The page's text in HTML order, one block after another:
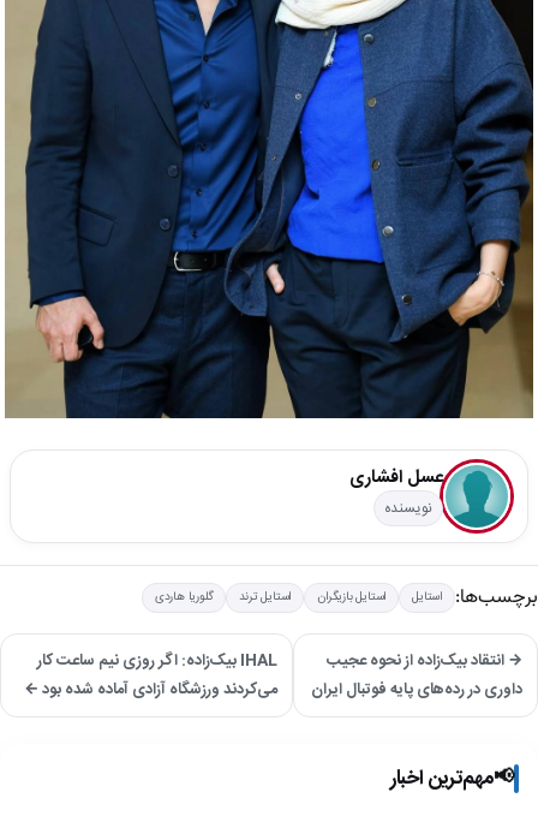
عسل افشاری
نویسنده
برچسب‌ها: استایل استایل بازیگران استایل ترند گلوریا هاردی
→ انتقاد بیک‌زاده از نحوه عجیب
داوری در رده‌های پایه‌ فوتبال ایران
IHAL بیک‌زاده: اگر روزی نیم ساعت کار
می‌کردند ورزشگاه آزادی آماده شده بود ←
📢مهم‌ترین اخبار